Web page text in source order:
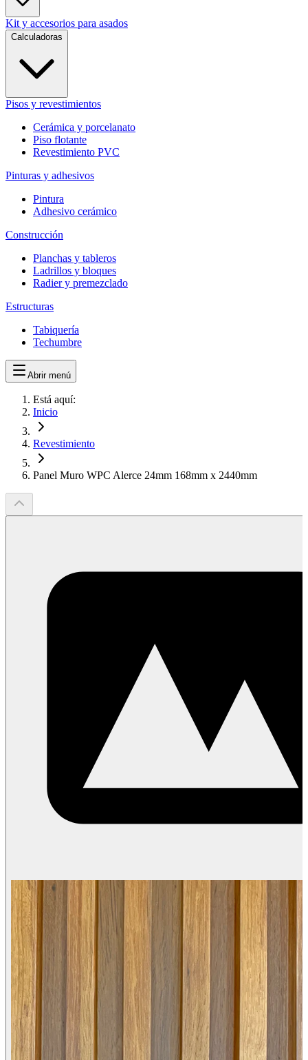
Kit y accesorios para asados
Calculadoras
Pisos y revestimientos
Cerámica y porcelanato
Piso flotante
Revestimiento PVC
Pinturas y adhesivos
Pintura
Adhesivo cerámico
Construcción
Planchas y tableros
Ladrillos y bloques
Radier y premezclado
Estructuras
Tabiquería
Techumbre
Abrir menú
Está aquí:
Inicio
Revestimiento
Panel Muro WPC Alerce 24mm 168mm x 2440mm